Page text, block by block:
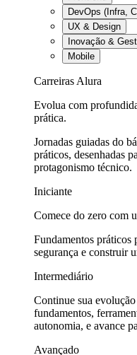
DevOps (Infra,
UX & Design
Inovação &
Mobile
Carreiras Alura
Evolua com
prática.
Jornadas guiadas do
práticos, desenhadas
protagonismo técnico.
Iniciante
Comece do zero com
Fundamentos práticos
segurança e construir
Intermediário
Continue sua
fundamentos,
autonomia, e avance
Avançado